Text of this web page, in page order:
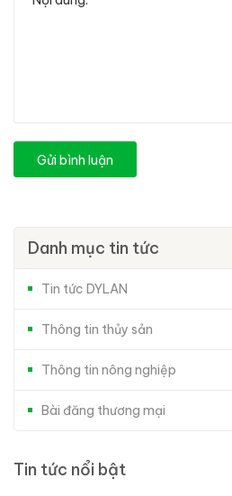
Gửi bình luận
Danh mục tin tức
Tin tức DYLAN
Thông tin thủy sản
Thông tin nông nghiệp
Bài đăng thương mại
Tin tức nổi bật